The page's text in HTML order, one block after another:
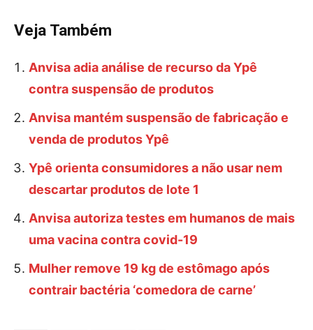
Veja Também
Anvisa adia análise de recurso da Ypê
contra suspensão de produtos
Anvisa mantém suspensão de fabricação e
venda de produtos Ypê
Ypê orienta consumidores a não usar nem
descartar produtos de lote 1
Anvisa autoriza testes em humanos de mais
uma vacina contra covid-19
Mulher remove 19 kg de estômago após
contrair bactéria ‘comedora de carne’